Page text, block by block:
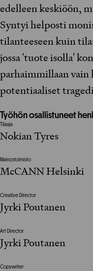
edelleen keskiöön,
Syntyi helposti
tilanteeseen kuin
jossa 'tuote isolla'
parhaimmillaan vain
potentiaaliset
Työhön osallistuneet
Tilaaja
Nokian Tyres
Mainostoimisto
McCANN Helsinki
Creative Director
Jyrki Poutanen
Art Director
Jyrki Poutanen
Copywriter